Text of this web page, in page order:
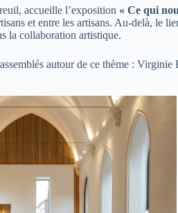
accueille l’exposition « Ce qui
et entre les artisans. Au-delà, le
la collaboration artistique.
autour de ce thème :